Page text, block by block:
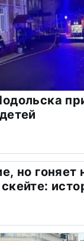
но гоняет